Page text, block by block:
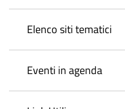
Elenco siti tematici
Eventi in agenda